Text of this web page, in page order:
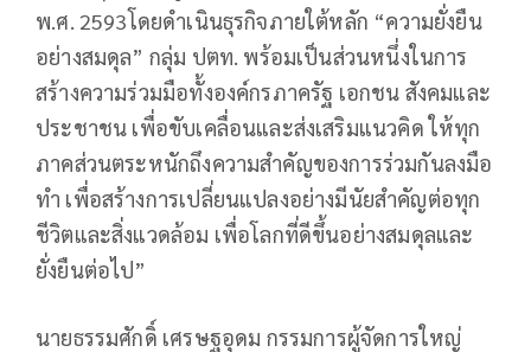
พ.ศ. 2593โดยดำเนินธุรกิจภายใต้หลัก “ความยั่งยืน
อย่างสมดุล” กลุ่ม ปตท. พร้อมเป็นส่วนหนึ่งในการ
สร้างความร่วมมือทั้งองค์กรภาครัฐ เอกชน สังคมและ
ประชาชน เพื่อขับเคลื่อนและส่งเสริมแนวคิด ให้ทุก
ภาคส่วนตระหนักถึงความสำคัญของการร่วมกันลงมือ
ทำ เพื่อสร้างการเปลี่ยนแปลงอย่างมีนัยสำคัญต่อทุก
ชีวิตและสิ่งแวดล้อม เพื่อโลกที่ดีขึ้นอย่างสมดุลและ
ยั่งยืนต่อไป”
นายธรรมศักดิ์ เศรษฐอุดม กรรมการผู้จัดการใหญ่